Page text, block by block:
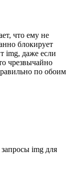
что ему не
блокирует
img, даже если
чрезвычайно
по обоим
img для